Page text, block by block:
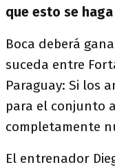
que esto se
Boca deberá
suceda entre
Paraguay: Si los
para el conjunto
completamente
El entrenador